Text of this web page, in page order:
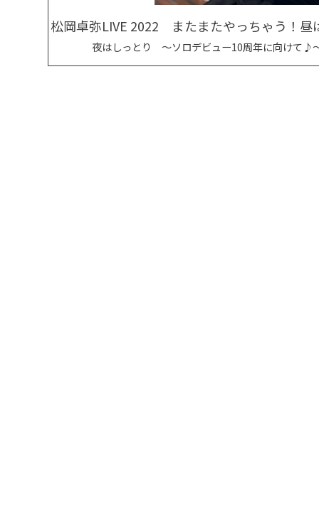
松岡卓弥LIVE 2022 またまたやっちゃう！昼
夜はしっとり ～ソロデビュー10周年に向けて♪